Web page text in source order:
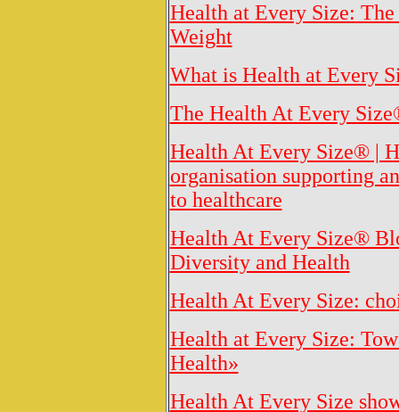
Health at Every Size:
Weight
What is Health at Every
The Health At Every
Health At Every Size® |
organisation supporting
to healthcare
Health At Every Size®
Diversity and Health
Health At Every Size:
Health at Every Size:
Health»
Health At Every Size